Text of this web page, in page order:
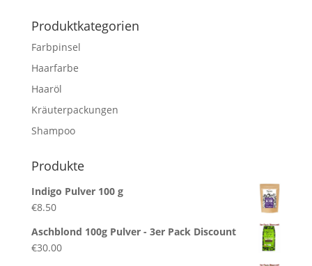
Produktkategorien
Farbpinsel
Haarfarbe
Haaröl
Kräuterpackungen
Shampoo
Produkte
Indigo Pulver 100 g
€8.50
Aschblond 100g Pulver - 3er Pack Discount
€30.00